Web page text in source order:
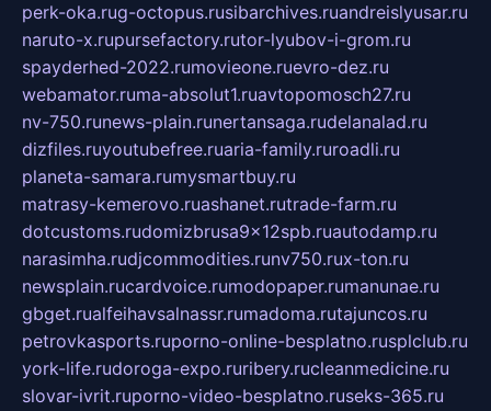
perk-oka.rug-octopus.rusibarchives.ruandreislyusar.ru
naruto-x.rupursefactory.rutor-lyubov-i-grom.ru
spayderhed-2022.rumovieone.ruevro-dez.ru
webamator.ruma-absolut1.ruavtopomosch27.ru
nv-750.runews-plain.runertansaga.rudelanalad.ru
dizfiles.ruyoutubefree.ruaria-family.ruroadli.ru
planeta-samara.rumysmartbuy.ru
matrasy-kemerovo.ruashanet.rutrade-farm.ru
dotcustoms.rudomizbrusa9x12spb.ruautodamp.ru
narasimha.rudjcommodities.runv750.rux-ton.ru
newsplain.rucardvoice.rumodopaper.rumanunae.ru
gbget.rualfeihavsalnassr.rumadoma.rutajuncos.ru
petrovkasports.ruporno-online-besplatno.rusplclub.ru
york-life.rudoroga-expo.ruribery.rucleanmedicine.ru
slovar-ivrit.ruporno-video-besplatno.ruseks-365.ru